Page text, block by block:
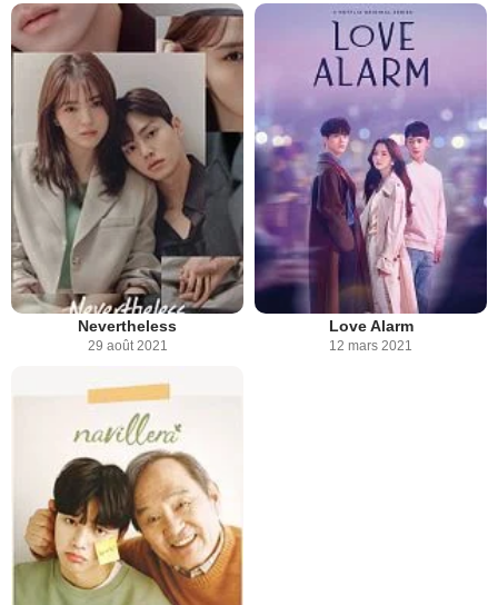
Nevertheless
29 août 2021
Love Alarm
12 mars 2021